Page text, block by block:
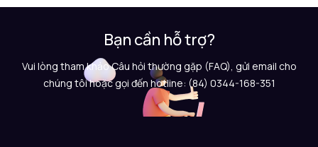
Bạn cần hỗ trợ?
Vui lòng tham khảo Câu hỏi thường gặp (FAQ), gửi email cho
chúng tôi hoặc gọi đến hotline: (84) 0344-168-351